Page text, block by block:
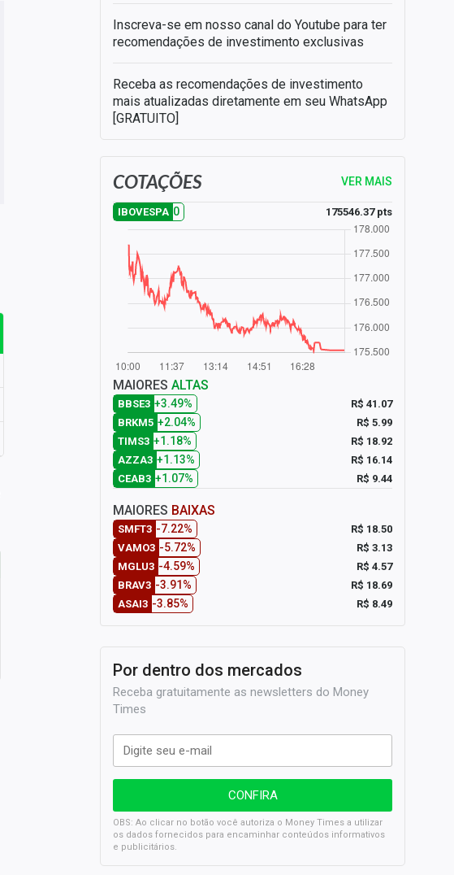
Inscreva-se em nosso canal do Youtube para ter
recomendações de investimento exclusivas
Receba as recomendações de investimento
mais atualizadas diretamente em seu WhatsApp
[GRATUITO]
COTAÇÕES VER MAIS
IBOVESPA 0 175546.37 pts
MAIORES ALTAS
BBSE3 +3.49%
R$ 41.07
BRKM5 +2.04%
R$ 5.99
TIMS3 +1.18%
R$ 18.92
AZZA3 +1.13%
R$ 16.14
CEAB3 +1.07% R$ 9.44
MAIORES BAIXAS
SMFT3 -7.22%
R$ 18.50
VAMO3 -5.72%
R$ 3.13
MGLU3 -4.59%
R$ 4.57
BRAV3 -3.91%
R$ 18.69
ASAI3 -3.85% R$ 8.49
Por dentro dos mercados
Receba gratuitamente as newsletters do Money
Times
OBS: Ao clicar no botão você autoriza o Money Times a utilizar
os dados fornecidos para encaminhar conteúdos informativos
e publicitários.
SELIC em 14%: A repercussão da decisão sobre os JUROS